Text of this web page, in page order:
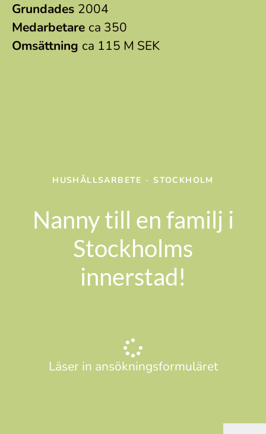
Grundades 2004
Medarbetare ca 350
Omsättning ca 115 M SEK
HUSHÅLLSARBETE · STOCKHOLM
Nanny till en familj i
Stockholms
innerstad!
Läser in ansökningsformuläret